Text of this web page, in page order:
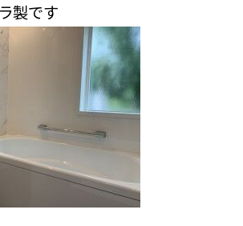
製です